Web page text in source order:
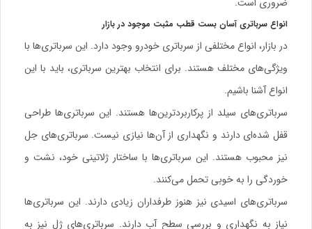
انواع سرباتری آسان بست قطب مثبت موجود در بازار
در بازار، انواع مختلفی از سرباتری خودرو وجود دارد. این سرباتری‌ها با
ویژگی‌های مختلف هستند. برای انتخاب بهترین سرباتری، باید با این
انواع آشنا باشیم.
سرباتری‌های سیلد از پرکاربردترین‌ها هستند. این سرباتری‌ها طراحی
قفل شده‌ای دارند و نگهداری از آن‌ها نیازی نیست. سرباتری‌های جل
نیز محبوب هستند. این سرباتری‌ها با ساختار ژلاتینی خود، نشت و
خوردگی را به خوبی تحمل می‌کنند.
سرباتری‌های اسیدی نیز هنوز طرفداران زیادی دارند. این سرباتری‌ها
نیاز به نگهداری و بررسی سطح آب دارند. سرباتری‌های ژل نیز به